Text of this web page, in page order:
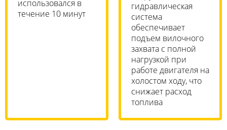
использовался в
течение 10 минут
гидравлическая
система
обеспечивает
подъем вилочного
захвата с полной
нагрузкой при
работе двигателя на
холостом ходу, что
снижает расход
топлива